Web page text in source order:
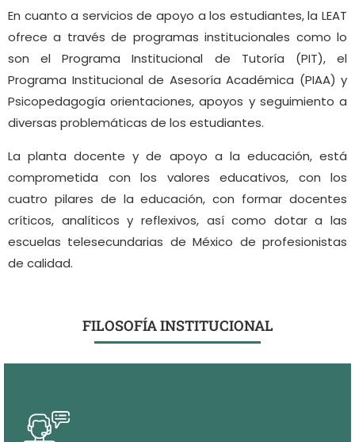
En cuanto a servicios de apoyo a los estudiantes, la LEAT
ofrece a través de programas institucionales como lo
son el Programa Institucional de Tutoría (PIT), el
Programa Institucional de Asesoría Académica (PIAA) y
Psicopedagogía orientaciones, apoyos y seguimiento a
diversas problemáticas de los estudiantes.
La planta docente y de apoyo a la educación, está
comprometida con los valores educativos, con los
cuatro pilares de la educación, con formar docentes
críticos, analíticos y reflexivos, así como dotar a las
escuelas telesecundarias de México de profesionistas
de calidad.
FILOSOFÍA INSTITUCIONAL